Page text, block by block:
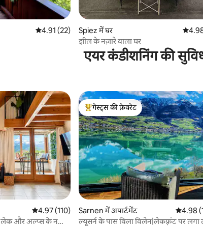
औसत रेटिंग 5 में से 4.91, 22 समीक्षाएँ
4.91 (22)
Spiez में घर औसत
झील के नज़ारे वाला घर
एयर कंडीशनिंग की
औसत रेटिंग 5 में से 4.97, 110 समीक्षाएँ
4.97 (110)
लेक और अल्प्स के नज़ारे
गेस्ट्स का टॉप फ़ेवरेट
गेस्ट्स की फ़ेवरेट
Sarnen में अपार्टमेंट औसत4.98
ल्यूसर्न के पास विला विलेन|लेकफ़्रंट पर लगा